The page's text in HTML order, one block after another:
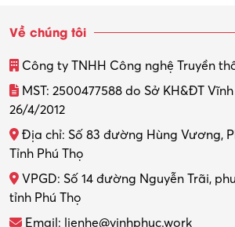
Về chúng tôi
Công ty TNHH Công nghệ Truyền
MST: 2500477588 do Sở KH&ĐT
26/4/2012
Địa chỉ: Số 83 đường Hùng Vương,
Tỉnh Phú Thọ
VPGD: Số 14 đường Nguyễn Trãi,
tỉnh Phú Thọ
Email: lienhe@vinhphuc.work